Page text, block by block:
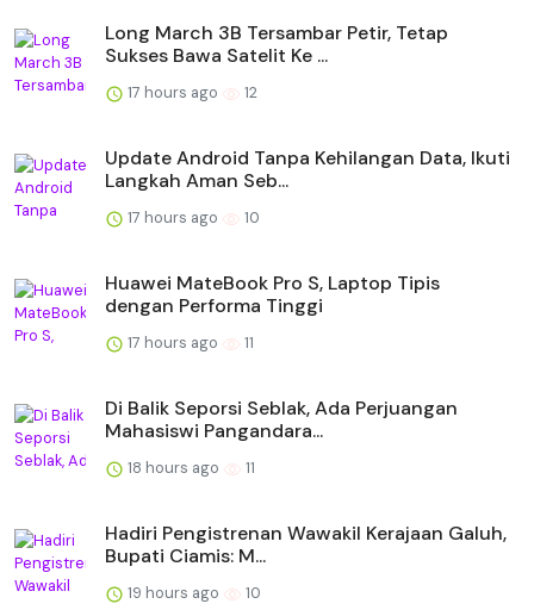
Long March 3B Tersambar Petir, Tetap
Sukses Bawa Satelit Ke ...
17 hours ago 12
Update Android Tanpa Kehilangan Data, Ikuti
Langkah Aman Seb...
17 hours ago 10
Huawei MateBook Pro S, Laptop Tipis
dengan Performa Tinggi
17 hours ago 11
Di Balik Seporsi Seblak, Ada Perjuangan
Mahasiswi Pangandara...
18 hours ago 11
Hadiri Pengistrenan Wawakil Kerajaan Galuh,
Bupati Ciamis: M...
19 hours ago 10